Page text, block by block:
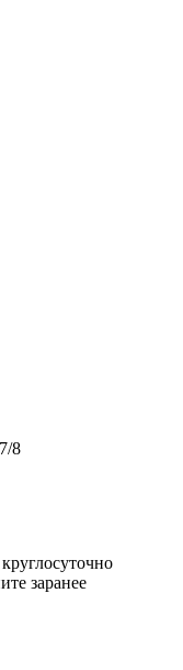
8
заранее